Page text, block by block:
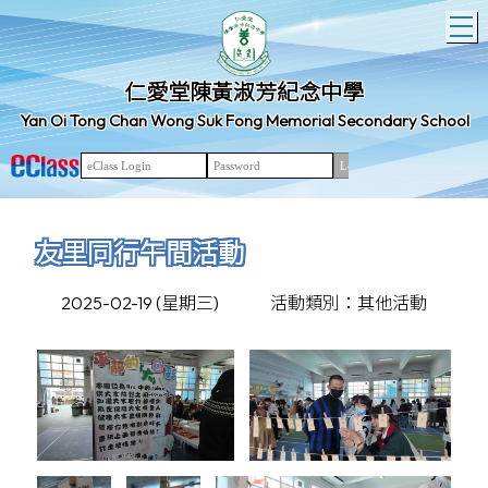
仁愛堂陳黃淑芳紀念中學
Yan Oi Tong Chan Wong Suk Fong Memorial Secondary School
友里同行午間活動
2025-02-19 (星期三) 活動類別：其他活動